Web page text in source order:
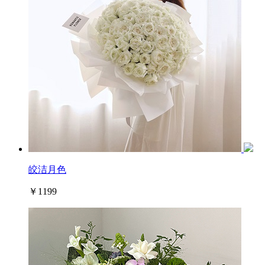
皎洁月色
￥1199